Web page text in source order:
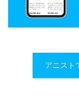
アニスト